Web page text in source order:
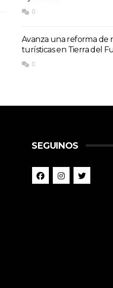
0
Avanza una reforma de
turísticas en Tierra del
0
SEGUINOS